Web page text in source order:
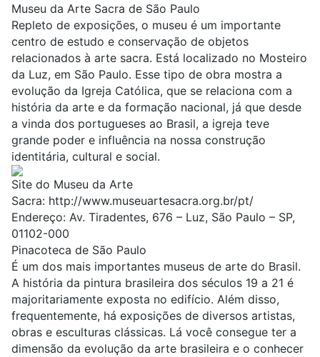
Museu da Arte Sacra de São Paulo
Repleto de exposições, o museu é um importante
centro de estudo e conservação de objetos
relacionados à arte sacra. Está localizado no Mosteiro
da Luz, em São Paulo. Esse tipo de obra mostra a
evolução da Igreja Católica, que se relaciona com a
história da arte e da formação nacional, já que desde
a vinda dos portugueses ao Brasil, a igreja teve
grande poder e influência na nossa construção
identitária, cultural e social.
Site do Museu da Arte
Sacra: http://www.museuartesacra.org.br/pt/
Endereço: Av. Tiradentes, 676 – Luz, São Paulo – SP,
01102-000
Pinacoteca de São Paulo
É um dos mais importantes museus de arte do Brasil.
A história da pintura brasileira dos séculos 19 a 21 é
majoritariamente exposta no edifício. Além disso,
frequentemente, há exposições de diversos artistas,
obras e esculturas clássicas. Lá você consegue ter a
dimensão da evolução da arte brasileira e o conhecer